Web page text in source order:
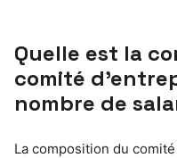
Quelle est la
comité
nombre de
La composition du